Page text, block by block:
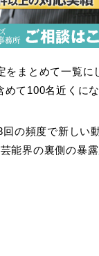
をまとめて一覧に
て100名近くにな
の頻度で新しい
能界の裏側の暴